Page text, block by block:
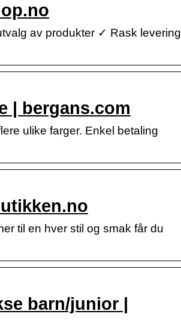
av produkter ✓ Rask levering
| bergans.com
ulike farger. Enkel betaling
til en hver stil og smak får du
barn/junior |